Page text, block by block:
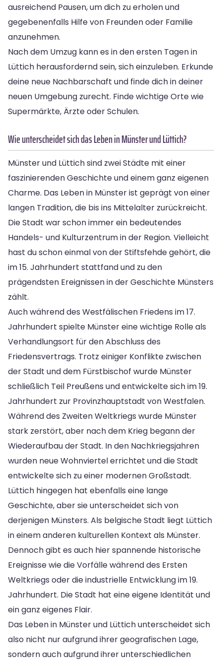
ausreichend Pausen, um dich zu erholen und
gegebenenfalls Hilfe von Freunden oder Familie
anzunehmen.
Nach dem Umzug kann es in den ersten Tagen in
Lüttich herausfordernd sein, sich einzuleben. Erkunde
deine neue Nachbarschaft und finde dich in deiner
neuen Umgebung zurecht. Finde wichtige Orte wie
Supermärkte, Ärzte oder Schulen.
Wie unterscheidet sich das Leben in Münster und Lüttich?
Münster und Lüttich sind zwei Städte mit einer
faszinierenden Geschichte und einem ganz eigenen
Charme. Das Leben in Münster ist geprägt von einer
langen Tradition, die bis ins Mittelalter zurückreicht.
Die Stadt war schon immer ein bedeutendes
Handels- und Kulturzentrum in der Region. Vielleicht
hast du schon einmal von der Stiftsfehde gehört, die
im 15. Jahrhundert stattfand und zu den
prägendsten Ereignissen in der Geschichte Münsters
zählt.
Auch während des Westfälischen Friedens im 17.
Jahrhundert spielte Münster eine wichtige Rolle als
Verhandlungsort für den Abschluss des
Friedensvertrags. Trotz einiger Konflikte zwischen
der Stadt und dem Fürstbischof wurde Münster
schließlich Teil Preußens und entwickelte sich im 19.
Jahrhundert zur Provinzhauptstadt von Westfalen.
Während des Zweiten Weltkriegs wurde Münster
stark zerstört, aber nach dem Krieg begann der
Wiederaufbau der Stadt. In den Nachkriegsjahren
wurden neue Wohnviertel errichtet und die Stadt
entwickelte sich zu einer modernen Großstadt.
Lüttich hingegen hat ebenfalls eine lange
Geschichte, aber sie unterscheidet sich von
derjenigen Münsters. Als belgische Stadt liegt Lüttich
in einem anderen kulturellen Kontext als Münster.
Dennoch gibt es auch hier spannende historische
Ereignisse wie die Vorfälle während des Ersten
Weltkriegs oder die industrielle Entwicklung im 19.
Jahrhundert. Die Stadt hat eine eigene Identität und
ein ganz eigenes Flair.
Das Leben in Münster und Lüttich unterscheidet sich
also nicht nur aufgrund ihrer geografischen Lage,
sondern auch aufgrund ihrer unterschiedlichen